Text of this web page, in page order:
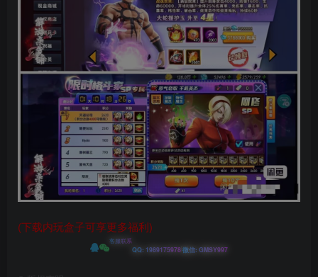
(下载内玩盒子可享更多福利)
客服联系
QQ: 1989175978微信: GMSY997